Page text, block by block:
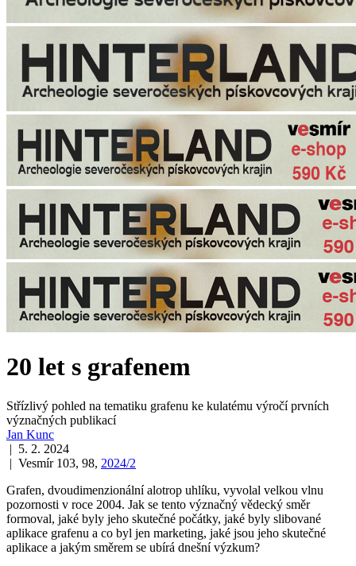
20 let s grafenem
Střízlivý pohled na tematiku grafenu ke kulatému výročí prvních
význačných publikací
Jan Kunc
| 5. 2. 2024
| Vesmír 103, 98, 2024/2
Grafen, dvoudimenzionální alotrop uhlíku, vyvolal velkou vlnu
pozornosti v roce 2004. Jak se tento význačný vědecký směr
formoval, jaké byly jeho skutečné počátky, jaké byly slibované
aplikace grafenu a co byl jen marketing, jaké jsou jeho skutečné
aplikace a jakým směrem se ubírá dnešní výzkum?